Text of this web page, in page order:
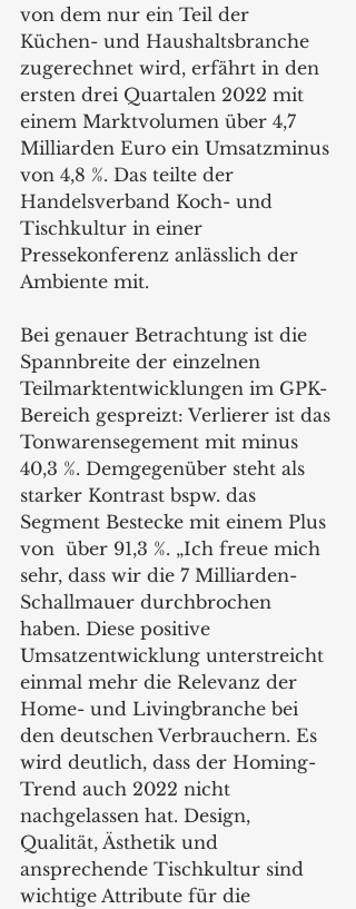
von dem nur ein Teil der
Küchen- und Haushaltsbranche
zugerechnet wird, erfährt in den
ersten drei Quartalen 2022 mit
einem Marktvolumen über 4,7
Milliarden Euro ein Umsatzminus
von 4,8 %. Das teilte der
Handelsverband Koch- und
Tischkultur in einer
Pressekonferenz anlässlich der
Ambiente mit.
Bei genauer Betrachtung ist die
Spannbreite der einzelnen
Teilmarktentwicklungen im GPK-
Bereich gespreizt: Verlierer ist das
Tonwarensegement mit minus
40,3 %. Demgegenüber steht als
starker Kontrast bspw. das
Segment Bestecke mit einem Plus
von  über 91,3 %. „Ich freue mich
sehr, dass wir die 7 Milliarden-
Schallmauer durchbrochen
haben. Diese positive
Umsatzentwicklung unterstreicht
einmal mehr die Relevanz der
Home- und Livingbranche bei
den deutschen Verbrauchern. Es
wird deutlich, dass der Homing-
Trend auch 2022 nicht
nachgelassen hat. Design,
Qualität, Ästhetik und
ansprechende Tischkultur sind
wichtige Attribute für die